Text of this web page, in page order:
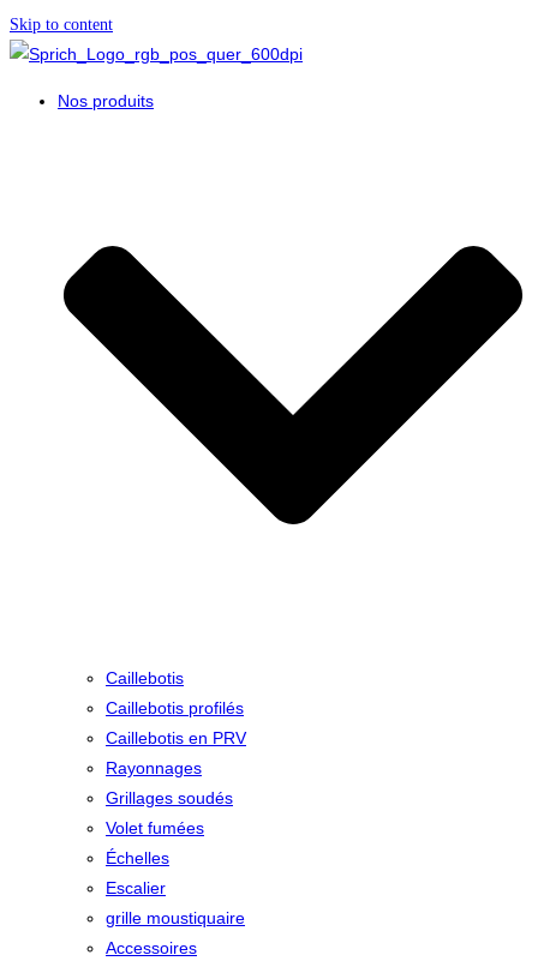
Skip to content
Nos produits
Caillebotis
Caillebotis profilés
Caillebotis en PRV
Rayonnages
Grillages soudés
Volet fumées
Échelles
Escalier
grille moustiquaire
Accessoires